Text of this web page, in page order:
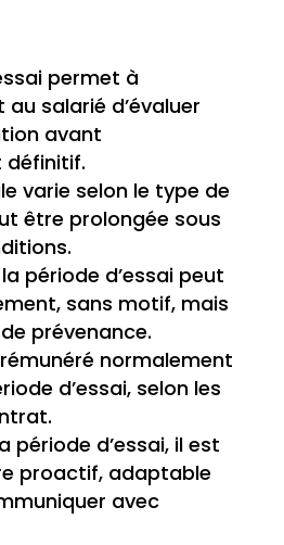
permet à
au salarié d’évaluer
avant
définitif.
varie selon le type de
être prolongée sous
période d’essai peut
sans motif, mais
prévenance.
normalement
d’essai, selon les
période d’essai, il est
proactif, adaptable
avec